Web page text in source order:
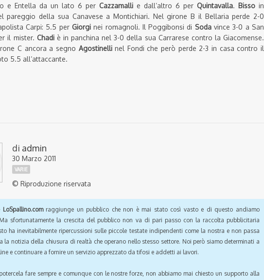
e Entella da un lato 6 per Cazzamalli e dall’altro 6 per Quintavalla. Bisso in
pareggio della sua Canavese a Montichiari. Nel girone B il Bellaria perde 2-0
Carpi: 5.5 per Giorginei romagnoli. Il Poggibonsi di Sodavince 3-0 a San
il mister. Chadiè in panchina nel 3-0 della sua Carrarese contro la Giacomense.
C ancora a segno Agostinellinel Fondi che però perde 2-3 in casa contro il
5.5 all’attaccante.
di admin
30 Marzo 2011
VARIE
© Riproduzione riservata
LoSpallino.comraggiunge un pubblico che non è mai stato così vasto e di questo andiamo
sfortunatamente la crescita del pubblico non va di pari passo con la raccolta pubblicitaria
ha inevitabilmente ripercussioni sulle piccole testate indipendenti come la nostra e non passa
la notizia della chiusura di realtà che operano nello stesso settore. Noi però siamo determinati a
e continuare a fornire un servizio apprezzato da tifosi e addetti ai lavori.
fare sempre e comunque con le nostre forze, non abbiamo mai chiesto un supporto alla